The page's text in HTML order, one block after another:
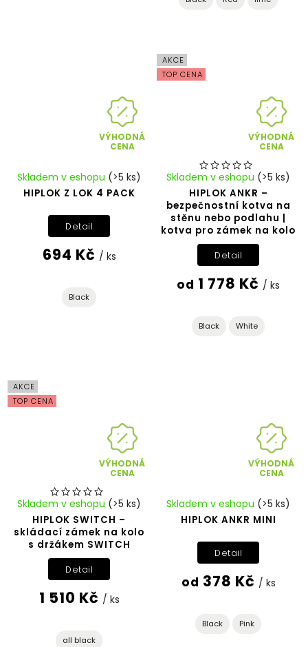
VÝHODNÁ
CENA
HIPLOK Z LOK 4 PACK
Skladem v eshopu (>5 ks)
694 Kč / ks
Detail
Black
AKCE
TOP CENA
VÝHODNÁ
CENA
HIPLOK ANKR –
bezpečnostní kotva na
stěnu nebo podlahu |
kotva pro zámek na kolo
Skladem v eshopu (>5 ks)
od 1 778 Kč / ks
Detail
Black White
AKCE
TOP CENA
VÝHODNÁ
CENA
HIPLOK SWITCH –
skládací zámek na kolo
s držákem SWITCH
Skladem v eshopu (>5 ks)
1 510 Kč / ks
Detail
all black
VÝHODNÁ
CENA
HIPLOK ANKR MINI
Skladem v eshopu (>5 ks)
od 378 Kč / ks
Detail
Black Pink